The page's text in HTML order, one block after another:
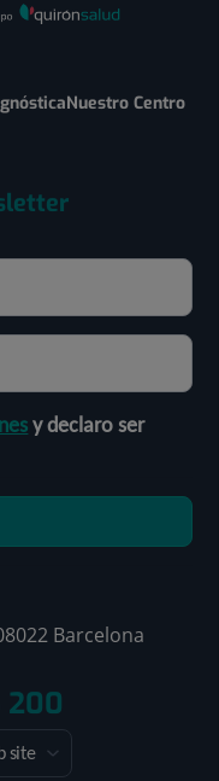
Nuestro Centro
y declaro ser
Barcelona
200
site